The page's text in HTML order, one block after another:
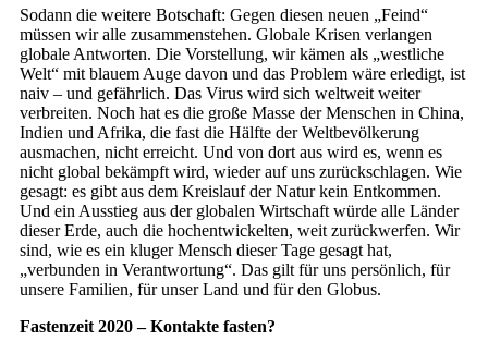
Sodann die weitere Botschaft: Gegen diesen neuen „Feind“
müssen wir alle zusammenstehen. Globale Krisen verlangen
globale Antworten. Die Vorstellung, wir kämen als „westliche
Welt“ mit blauem Auge davon und das Problem wäre erledigt, ist
naiv – und gefährlich. Das Virus wird sich weltweit weiter
verbreiten. Noch hat es die große Masse der Menschen in China,
Indien und Afrika, die fast die Hälfte der Weltbevölkerung
ausmachen, nicht erreicht. Und von dort aus wird es, wenn es
nicht global bekämpft wird, wieder auf uns zurückschlagen. Wie
gesagt: es gibt aus dem Kreislauf der Natur kein Entkommen.
Und ein Ausstieg aus der globalen Wirtschaft würde alle Länder
dieser Erde, auch die hochentwickelten, weit zurückwerfen. Wir
sind, wie es ein kluger Mensch dieser Tage gesagt hat,
„verbunden in Verantwortung“. Das gilt für uns persönlich, für
unsere Familien, für unser Land und für den Globus.
Fastenzeit 2020 – Kontakte fasten?